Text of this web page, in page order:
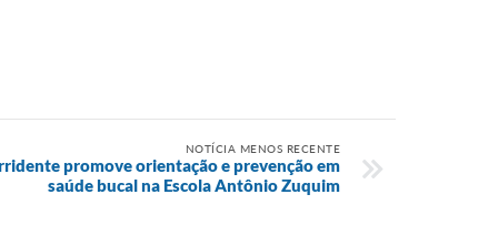
NOTÍCIA MENOS RECENTE
promove orientação e prevenção em
saúde bucal na Escola Antônio Zuquim